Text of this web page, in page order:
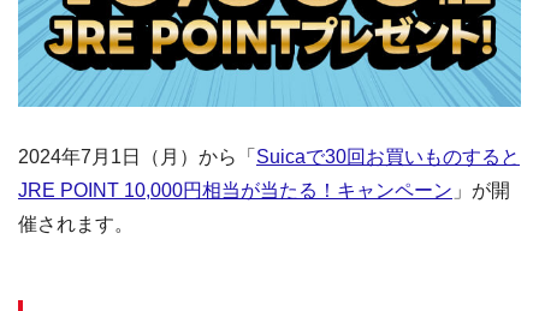
2024年7月1日（月）から「 Suicaで30回お買いものすると
JRE POINT 10,000円相当が当たる！キャンペーン 」が開
催されます。